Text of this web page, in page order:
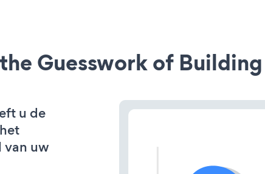
Guesswork of
u de
van uw